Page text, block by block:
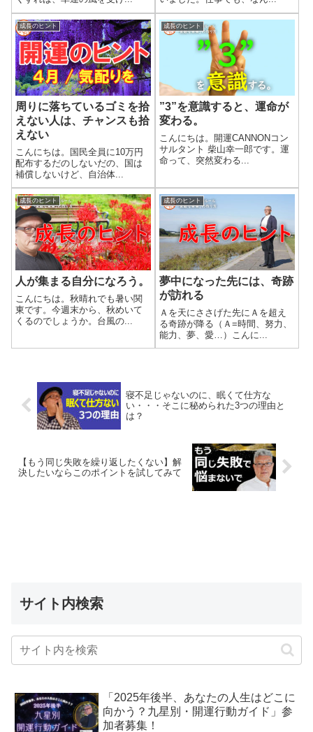
成長のヒント
周りに落ちているゴミを拾
えない人は、チャンスも拾
えない
こんにちは。国民全員に10万円
配布するだのしないだの、国は
補償しないけど、自治体...
成長のヒント
”3”を意識すると、運命が
変わる。
こんにちは。開運CANNONコン
サルタント 柴山幸一郎です。運
命って、突然変わる...
成長のヒント
人が集まる自分になろう。
こんにちは。秋晴れでも暑い関
東です。今週末から、秋めいて
くるのでしょうか。台風の...
成長のヒント
夢中になった先には、奇跡
が訪れる
Ａを天にささげた先にＡを超え
る奇跡が降る（Ａ=時間、努力、
能力、夢、愛…）こんに...
寝不足じゃないのに、眠くて仕方な
い・・・そこに秘められた3つの理由と
は？
【もう同じ失敗を繰り返したくない】解
決したいならこのポイントを試してみて
サイト内検索
「2025年後半、あなたの人生はどこに
向かう？九星別・開運行動ガイド」参
加者募集！